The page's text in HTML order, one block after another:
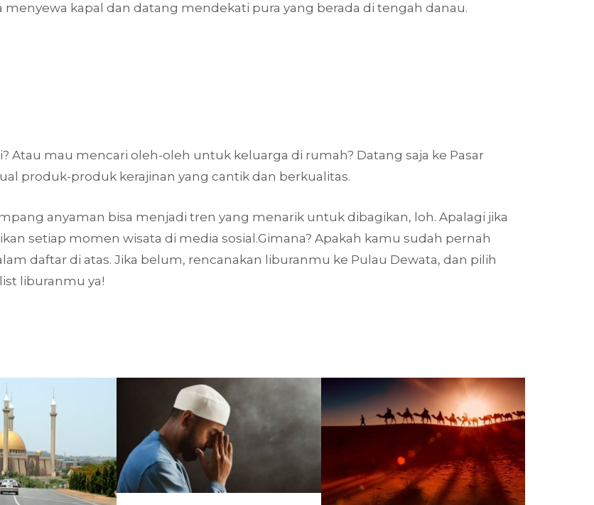
kapal dan datang mendekati pura yang berada di tengah danau.
Atau mau mencari oleh-oleh untuk keluarga di rumah? Datang saja ke Pasar
produk-produk kerajinan yang cantik dan berkualitas.
anyaman bisa menjadi tren yang menarik untuk dibagikan, loh. Apalagi jika
setiap momen wisata di media sosial.Gimana? Apakah kamu sudah pernah
daftar di atas. Jika belum, rencanakan liburanmu ke Pulau Dewata, dan pilih
liburanmu ya!